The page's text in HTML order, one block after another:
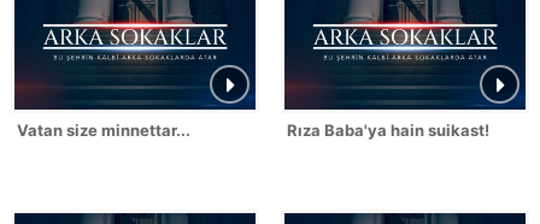
Vatan size minnettar... Rıza Baba'ya hain suikast!